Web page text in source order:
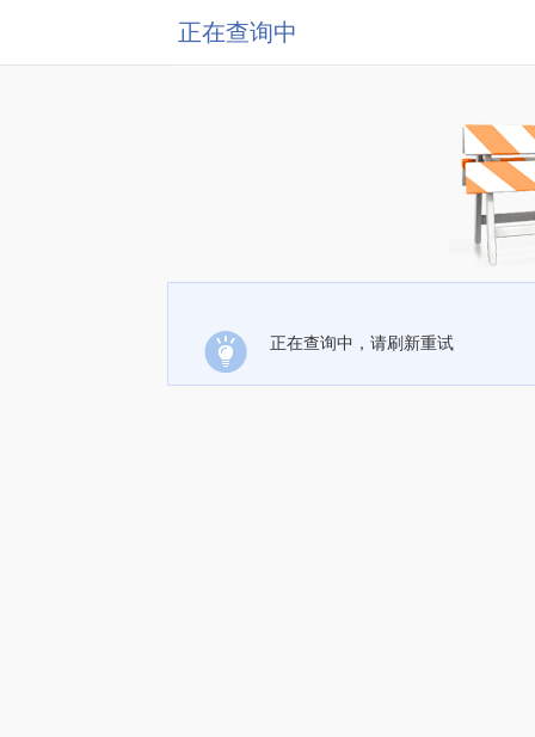
正在查询中
正在查询中，请刷新重试